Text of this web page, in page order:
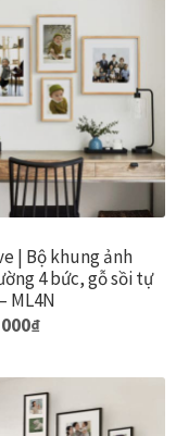
| Bộ khung ảnh
4 bức, gỗ sồi tự
ML4N
₫